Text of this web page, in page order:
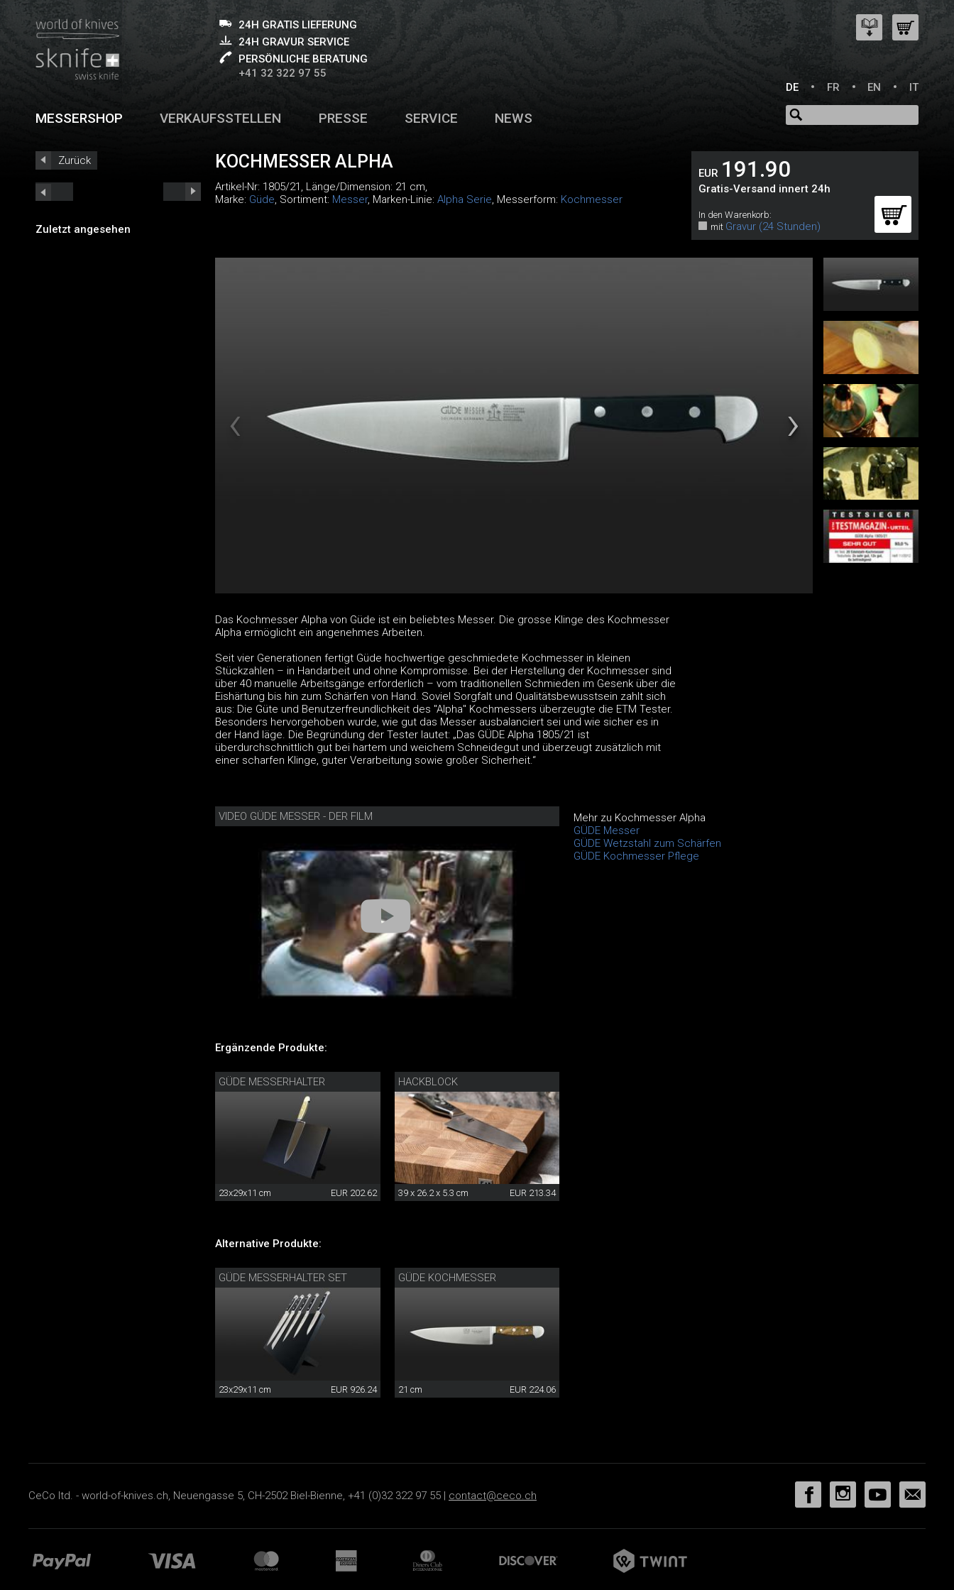
24H GRATIS LIEFERUNG
24H GRAVUR SERVICE
PERSÖNLICHE BERATUNG
+41 32 322 97 55
DE
FR EN IT
MESSERSHOP VERKAUFSSTELLEN PRESSE SERVICE NEWS
Zurück
Zuletzt angesehen
KOCHMESSER ALPHA
Artikel-Nr: 1805/21 , Länge/Dimension: 21 cm,
Marke: Güde, Sortiment: Messer, Marken-Linie: Alpha Serie, Messerform: Kochmesser
EUR 191.90
Gratis-Versand innert 24h
In den Warenkorb:
mit Gravur (24 Stunden)
Das Kochmesser Alpha von Güde ist ein beliebtes Messer. Die grosse Klinge des Kochmesser
Alpha ermöglicht ein angenehmes Arbeiten.
Seit vier Generationen fertigt Güde hochwertige geschmiedete Kochmesser in kleinen
Stückzahlen – in Handarbeit und ohne Kompromisse. Bei der Herstellung der Kochmesser sind
über 40 manuelle Arbeitsgänge erforderlich – vom traditionellen Schmieden im Gesenk über die
Eishärtung bis hin zum Schärfen von Hand. Soviel Sorgfalt und Qualitätsbewusstsein zahlt sich
aus: Die Güte und Benutzerfreundlichkeit des "Alpha" Kochmessers überzeugte die ETM Tester.
Besonders hervorgehoben wurde, wie gut das Messer ausbalanciert sei und wie sicher es in
der Hand läge. Die Begründung der Tester lautet: „Das GÜDE Alpha 1805/21 ist
überdurchschnittlich gut bei hartem und weichem Schneidegut und überzeugt zusätzlich mit
einer scharfen Klinge, guter Verarbeitung sowie großer Sicherheit.“
VIDEO GÜDE MESSER - DER FILM
Mehr zu Kochmesser Alpha
GÜDE Messer
GÜDE Wetzstahl zum Schärfen
GÜDE Kochmesser Pflege
Ergänzende Produkte:
GÜDE MESSERHALTER
23x29x11 cm EUR 202.62
HACKBLOCK
39 x 26.2 x 5.3 cm EUR 213.34
Alternative Produkte:
GÜDE MESSERHALTER SET
23x29x11 cm EUR 926.24
GÜDE KOCHMESSER
21 cm EUR 224.06
CeCo ltd. - world-of-knives.ch, Neuengasse 5, CH-2502 Biel-Bienne, +41 (0)32 322 97 55 | contact@ceco.ch